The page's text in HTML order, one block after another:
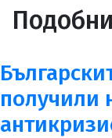
получили